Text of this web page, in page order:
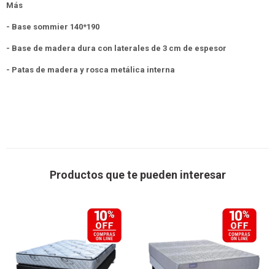
Más
- Base sommier 140*190
- Base de madera dura con laterales de 3 cm de espesor
- Patas de madera y rosca metálica interna
Productos que te pueden interesar